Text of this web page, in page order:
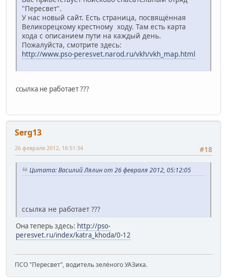
"Пересвет".
У нас новый сайт. Есть страница, посвящённая
Великорецкому крестному ходу. Там есть карта
хода с описанием пути на каждый день.
Пожалуйста, смотрите здесь:
http://www.pso-peresvet.narod.ru/vkh/vkh_map.html
ссылка не работает ???
Serg13
#18
26 февраля 2012, 16:51:34
Цитата: Василий Лялин от 26 февраля 2012, 05:12:05
ссылка не работает ???
Она теперь здесь: http://pso-
peresvet.ru/index/katra_khoda/0-12
ПСО "Пересвет", водитель зелёного УАЗика.